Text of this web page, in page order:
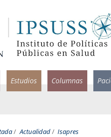
Estudios Columnas
/ Actualidad/ Isapres